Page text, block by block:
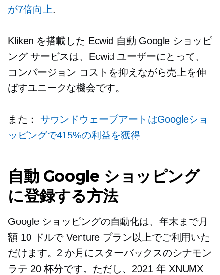
が7倍向上.
Kliken を搭載した Ecwid 自動 Google ショッピ
ング サービスは、Ecwid ユーザーにとって、
コンバージョン コストを抑えながら売上を伸
ばすユニークな機会です。
また： サウンドウェーブアートはGoogleショ
ッピングで415%の利益を獲得
自動 Google ショッピング
に登録する方法
Google ショッピングの自動化は、年末まで月
額 10 ドルで Venture プラン以上でご利用いた
だけます。2 か月にスターバックスのシナモン
ラテ 20 杯分です。ただし、2021 年 XNUMX